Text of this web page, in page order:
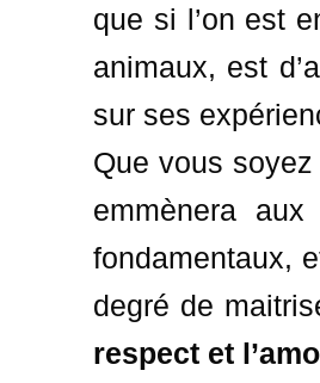
que si l’on est
animaux, est
sur ses
Que vous
emmènera
fondamentaux,
degré de
respect et